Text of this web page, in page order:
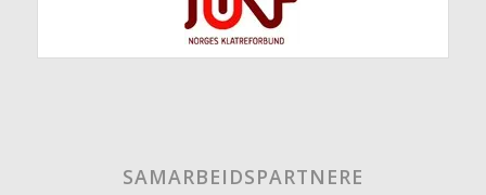
SAMARBEIDSPARTNERE